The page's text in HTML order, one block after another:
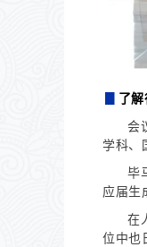
了
会
学科、
毕
应届生
在
位中也